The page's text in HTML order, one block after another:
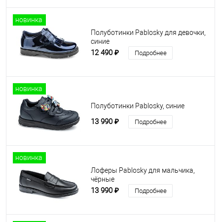
новинка
Полуботинки Pablosky для девочки,
синие
12 490 ₽ Подробнее
новинка
Полуботинки Pablosky, синие
13 990 ₽ Подробнее
новинка
Лоферы Pablosky для мальчика,
чёрные
13 990 ₽ Подробнее